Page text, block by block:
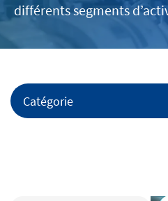
Actemium dans le monde
différents segments
Catégorie